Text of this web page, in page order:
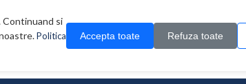
Continuand si
Politica
Accepta toate Refuza toate